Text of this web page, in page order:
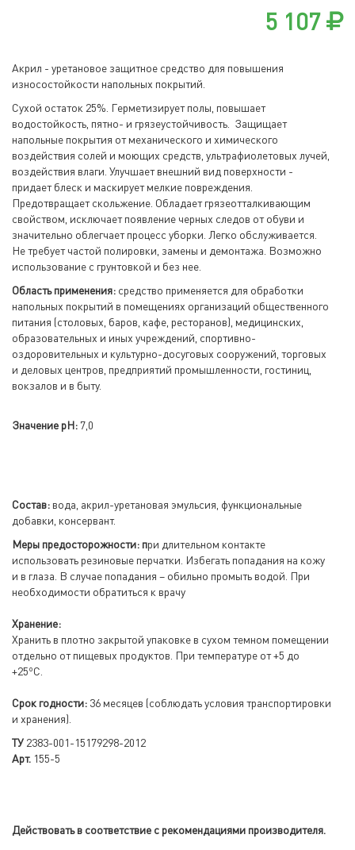
5 107
Акрил - уретановое защитное средство для повышения
износостойкости напольных покрытий.
Сухой остаток 25%. Герметизирует полы, повышает
водостойкость, пятно- и грязеустойчивость. Защищает
напольные покрытия от механического и химического
воздействия солей и моющих средств, ультрафиолетовых лучей,
воздействия влаги. Улучшает внешний вид поверхности -
придает блеск и маскирует мелкие повреждения.
Предотвращает скольжение. Обладает грязеотталкивающим
свойством, исключает появление черных следов от обуви и
значительно облегчает процесс уборки. Легко обслуживается.
Не требует частой полировки, замены и демонтажа. Возможно
использование с грунтовкой и без нее.
Область применения: средство применяется для обработки
напольных покрытий в помещениях организаций общественного
питания (столовых, баров, кафе, ресторанов), медицинских,
образовательных и иных учреждений, спортивно-
оздоровительных и культурно-досуговых сооружений, торговых
и деловых центров, предприятий промышленности, гостиниц,
вокзалов и в быту.
Значение pH: 7,0
Состав: вода, акрил-уретановая эмульсия, функциональные
добавки, консервант.
Меры предосторожности: при длительном контакте
использовать резиновые перчатки. Избегать попадания на кожу
и в глаза. В случае попадания – обильно промыть водой. При
необходимости обратиться к врачу
Хранение:
Хранить в плотно закрытой упаковке в сухом темном помещении
отдельно от пищевых продуктов. При температуре от +5 до
+25оС.
Срок годности: 36 месяцев (соблюдать условия транспортировки
и хранения).
ТУ 2383-001-15179298-2012
Арт. 155-5
Действовать в соответствие с рекомендациями производителя.